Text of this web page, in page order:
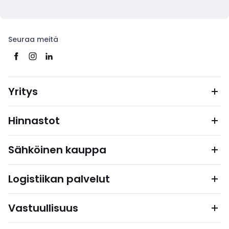
Seuraa meitä
Yritys
Hinnastot
Sähköinen kauppa
Logistiikan palvelut
Vastuullisuus